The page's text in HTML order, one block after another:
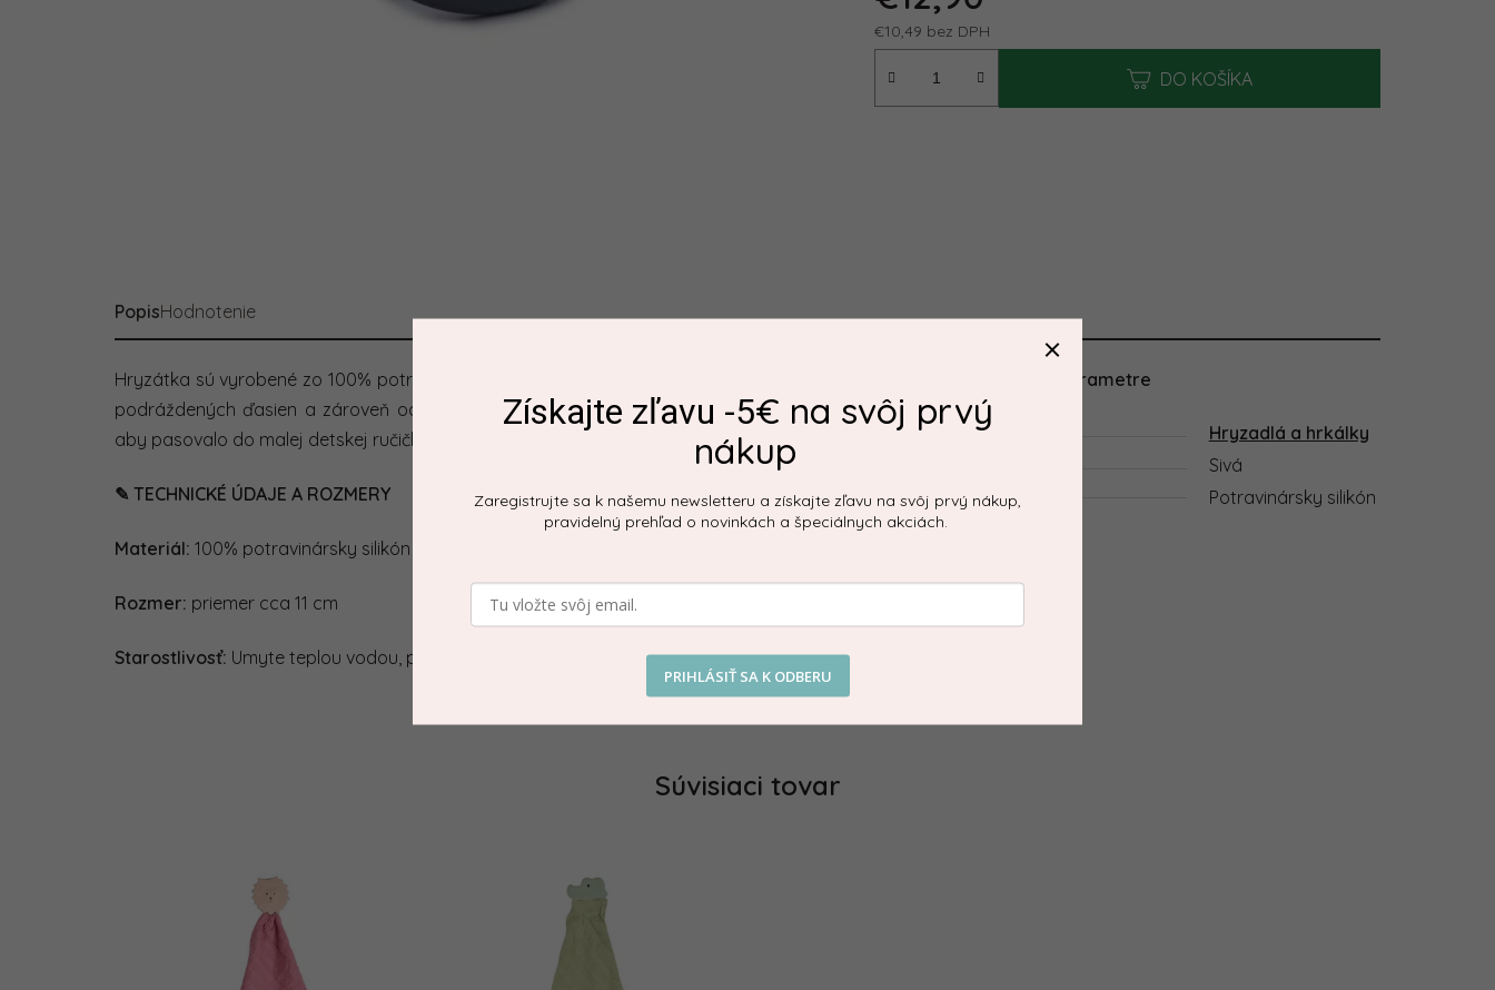
€10,49 bez DPH
DO KOŠÍKA
PopisHodnotenie
Hryzátka sú vyrobené zo 100% potravinárskeho silikónu, ktorý je dokonale jemný pre upokojenie
podráždených ďasien a zároveň odolný proti prvým zúbkom. Veľkosť a tvar je navrhnutá tak,
aby pasovalo do malej detskej ručičky.
✎ TECHNICKÉ ÚDAJE A ROZMERY
Materiál: 100% potravinársky silikón bez BPA, PVC a ftalátov.
Rozmer: priemer cca 11 cm
Starostlivosť: Umyte teplou vodou, prípadne saponátom a dôkladne opláchnite.
Dodatočné parametre
Kategória
Hryzadlá a hrkálky
Sivá
Materiál
Potravinársky silikón
Súvisiaci tovar
Získajte zľavu -5€ na svôj prvý
nákup
Zaregistrujte sa k našemu newsletteru a získajte zľavu na svôj prvý nákup,
pravidelný prehľad o novinkách a špeciálnych akciách.
PRIHLÁSIŤ SA K ODBERU